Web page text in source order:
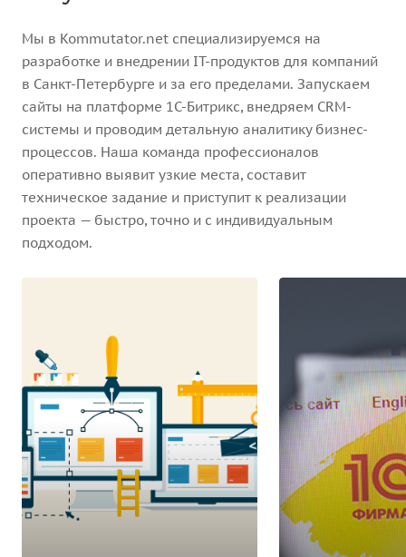
Мы в Kommutator.net специализируемся на
разработке и внедрении IT-продуктов для компаний
в Санкт-Петербурге и за его пределами. Запускаем
сайты на платформе 1С-Битрикс, внедряем CRM-
системы и проводим детальную аналитику бизнес-
процессов. Наша команда профессионалов
оперативно выявит узкие места, составит
техническое задание и приступит к реализации
проекта — быстро, точно и с индивидуальным
подходом.